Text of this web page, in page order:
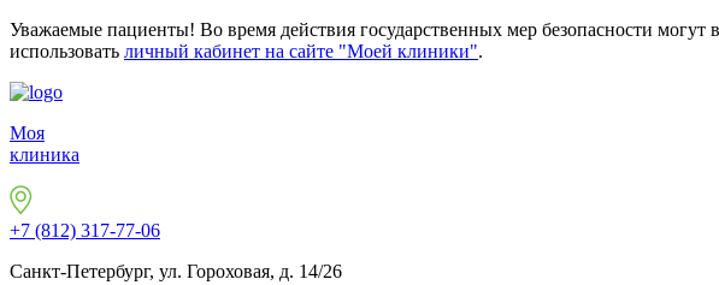
Уважаемые пациенты! Во время действия государственных мер безопасности
использовать личный кабинет на сайте "Моей клиники".
Моя
клиника
+7 (812) 317-77-06
Санкт-Петербург, ул. Гороховая, д. 14/26